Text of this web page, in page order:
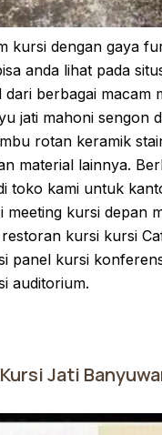
kursi dengan gaya
anda lihat pada
berbagai macam
jati mahoni sengon
rotan keramik
material lainnya.
toko kami untuk
meeting kursi depan
kursi kursi
panel kursi
auditorium.
Jati